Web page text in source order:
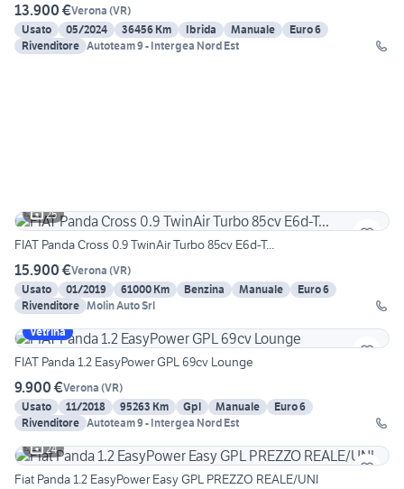
13.900 €Verona (VR)
Usato
05/2024 36456 Km Ibrida Manuale
Euro 6
Rivenditore Autoteam 9 - Intergea Nord Est
25
FIAT Panda Cross 0.9 TwinAir Turbo 85cv E6d-T...
15.900 €Verona (VR)
Usato
01/2019 61000 Km Benzina Manuale
Euro 6
Rivenditore Molin Auto Srl
Vetrina
FIAT Panda 1.2 EasyPower GPL 69cv Lounge
9.900 €Verona (VR)
Usato
11/2018 95263 Km Gpl Manuale
Euro 6
Rivenditore Autoteam 9 - Intergea Nord Est
24
Fiat Panda 1.2 EasyPower Easy GPL PREZZO REALE/UNI